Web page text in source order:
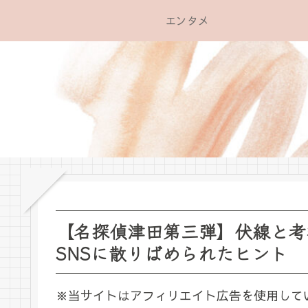
エンタメ
【名探偵津田第三弾】伏線と
SNSに散りばめられたヒント
※当サイトはアフィリエイト広告を使用して